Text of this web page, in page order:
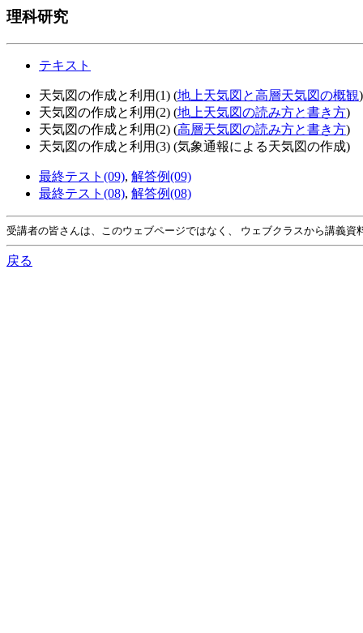
理科研究
テキスト
天気図の作成と利用(1) (地上天気図と高層天気図の概観)
天気図の作成と利用(2) (地上天気図の読み方と書き方)
天気図の作成と利用(2) (高層天気図の読み方と書き方)
天気図の作成と利用(3) (気象通報による天気図の作成)
最終テスト(09), 解答例(09)
最終テスト(08), 解答例(08)
受講者の皆さんは、このウェブページではなく、 ウェブクラスから講義資
戻る